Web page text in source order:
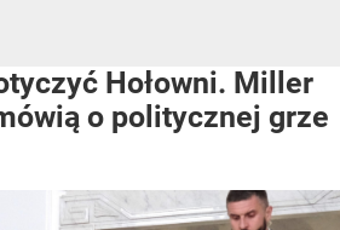
Hołowni. Miller
o politycznej grze